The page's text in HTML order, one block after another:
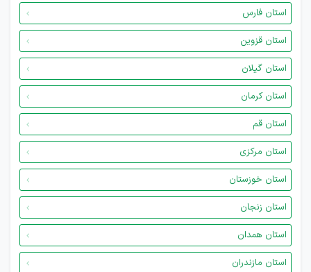
استان فارس
استان قزوین
استان گیلان
استان کرمان
استان قم
استان مرکزی
استان خوزستان
استان زنجان
استان همدان
استان مازندران